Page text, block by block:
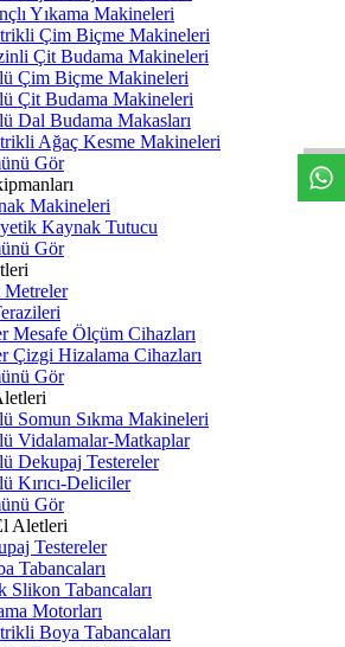
Yıkama Makineleri
Çim Biçme Makineleri
Çit Budama Makineleri
Çim Biçme Makineleri
Çit Budama Makineleri
Dal Budama Makasları
Ağaç Kesme Makineleri
Gör
Makineleri
Kaynak Tutucu
Gör
Metreler
Mesafe Ölçüm Cihazları
Çizgi Hizalama Cihazları
Gör
Somun Sıkma Makineleri
Vidalamalar-Matkaplar
Dekupaj Testereler
Kırıcı-Deliciler
Gör
Aletleri
Testereler
Tabancaları
Slikon Tabancaları
Motorları
Boya Tabancaları